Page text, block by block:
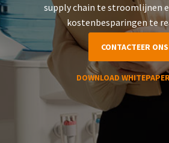
supply chain te stroomlijnen
kostenbesparingen te
CONTACTEER ONS
DOWNLOAD